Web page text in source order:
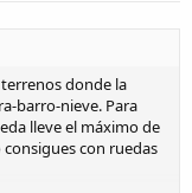
donde la
barro-nieve. Para
lleve el máximo de
con ruedas